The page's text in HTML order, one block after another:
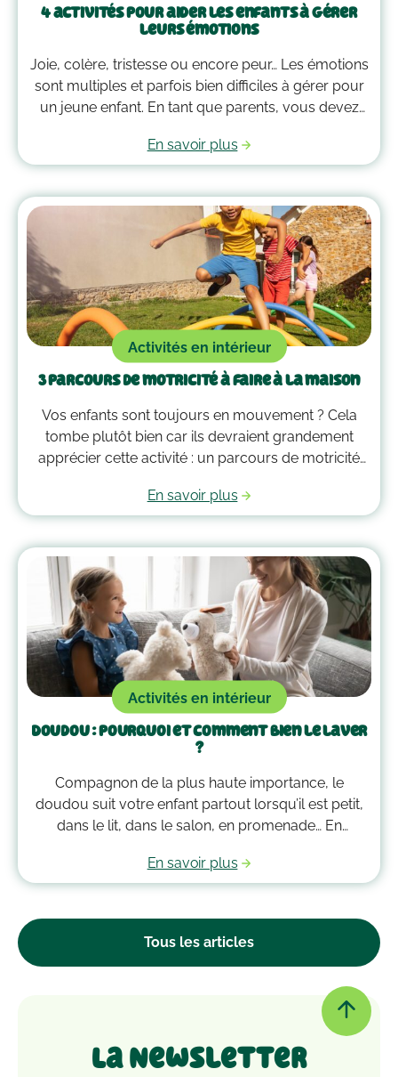
Tous les articles
4 activités pour aider les enfants à gérer
leurs émotions
Joie, colère, tristesse ou encore peur… Les émotions
sont multiples et parfois bien difficiles à gérer pour
un jeune enfant. En tant que parents, vous devez
plus d’un tour dans votre sac pour les
accompagner. Voici quelques outils qui peuvent
vous guider dans la gestion des émotions de vos
enfants !
En savoir plus
Activités en intérieur
3 parcours de motricité à faire à la maison
Vos enfants sont toujours en mouvement ? Cela
tombe plutôt bien car ils devraient grandement
apprécier cette activité : un parcours de motricité
qui vous guideront pour savoir comment faire un
parcours de motricité à la maison !
En savoir plus
Activités en intérieur
Doudou : pourquoi et comment bien le laver
?
Compagnon de la plus haute importance, le
doudou suit votre enfant partout lorsqu’il est petit,
dans le lit, dans le salon, en promenade… En
essentielle dans son cœur. Alors après avoir
accumulé une quantité de poussière, d’acariens et
passer à la machine. Mais comment laver un
En savoir plus
La Newsletter